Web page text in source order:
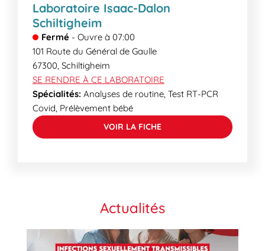
Laboratoire Isaac-Dalon
Schiltigheim
Fermé - Ouvre à 07:00
101 Route du Général de Gaulle
67300, Schiltigheim
SE RENDRE À CE LABORATOIRE
Spécialités: Analyses de routine, Test RT-PCR
Covid, Prélèvement bébé
VOIR LA FICHE
Actualités